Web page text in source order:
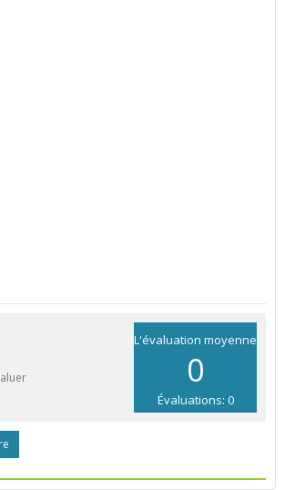
L'évaluation moyenne
0
Évaluations: 0